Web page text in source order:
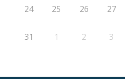
24 25 26 27
31 1 2 3